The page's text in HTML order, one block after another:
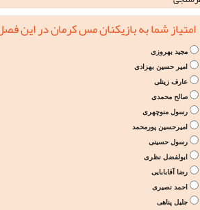
امتیاز شما به بازیکنان مس کرمان در این
مجید بهروزی
امیر حسین بهزادی
عارف زینلی
صالح محمدی
رسول منوچهری
امیرحسین پورمحمد
رسول حسینی
ابولفضل نظری
رضا آقابابایی
احمد نصیری
جلیل پناهی